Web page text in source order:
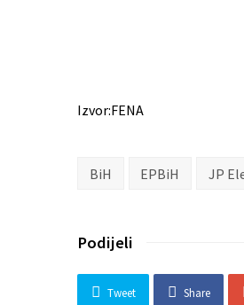
Izvor:FENA
BiH EPBiH JP
Podijeli
Tweet Share